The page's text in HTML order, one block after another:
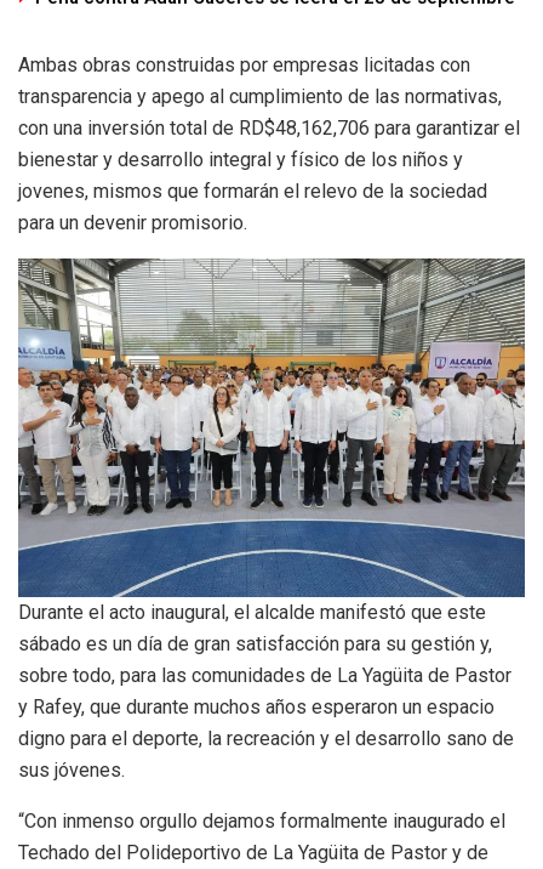
Ambas obras construidas por empresas licitadas con
transparencia y apego al cumplimiento de las normativas,
con una inversión total de RD$48,162,706 para garantizar el
bienestar y desarrollo integral y físico de los niños y
jovenes, mismos que formarán el relevo de la sociedad
para un devenir promisorio.
Durante el acto inaugural, el alcalde manifestó que este
sábado es un día de gran satisfacción para su gestión y,
sobre todo, para las comunidades de La Yagüita de Pastor
y Rafey, que durante muchos años esperaron un espacio
digno para el deporte, la recreación y el desarrollo sano de
sus jóvenes.
“Con inmenso orgullo dejamos formalmente inaugurado el
Techado del Polideportivo de La Yagüita de Pastor y de